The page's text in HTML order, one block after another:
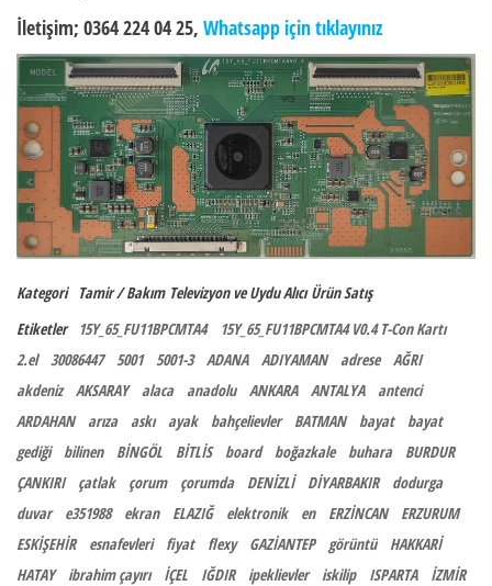
İletişim; 0364 224 04 25, Whatsapp için tıklayınız
Kategori Tamir / Bakım Televizyon ve Uydu Alıcı Ürün Satış
Etiketler
15Y_65_FU11BPCMTA4
15Y_65_FU11BPCMTA4 V0.4 T-Con Kartı
2.el
30086447 5001 5001-3 ADANA ADIYAMAN adrese
AĞRI
akdeniz
AKSARAY alaca anadolu ANKARA ANTALYA
antenci
ARDAHAN
arıza askı ayak bahçelievler BATMAN bayat
bayat
gediği
bilinen BİNGÖL BİTLİS board boğazkale buhara
BURDUR
ÇANKIRI
çatlak çorum çorumda DENİZLİ DİYARBAKIR
dodurga
duvar
e351988 ekran ELAZIĞ elektronik en ERZİNCAN
ERZURUM
ESKİŞEHİR
esnafevleri fiyat flexy GAZİANTEP görüntü
HAKKARİ
HATAY
ibrahim çayırı İÇEL IĞDIR ipeklievler iskilip ISPARTA
İZMİR